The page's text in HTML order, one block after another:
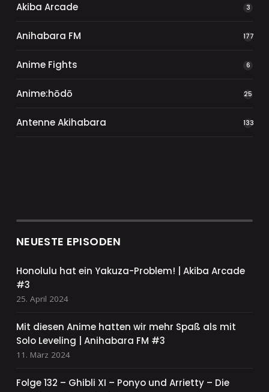
Akiba Arcade 3
Anihabara FM 177
Anime Fights 6
Anime:hōdō 25
Antenne Akihabara 133
NEUESTE EPISODEN
Honolulu hat ein Yakuza-Problem! | Akiba Arcade
#3
25. April 2024
Mit diesen Anime hatten wir mehr Spaß als mit
Solo Leveling | Anihabara FM #3
11. März 2024
Folge 132 – Ghibli XI – Ponyo und Arrietty – Die